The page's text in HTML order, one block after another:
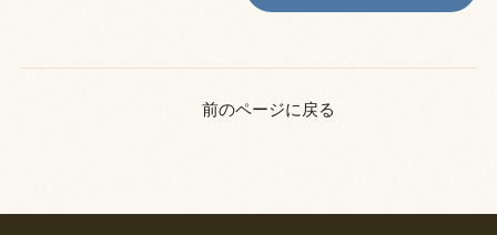
前のページに戻る